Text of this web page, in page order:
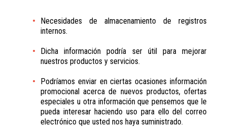
Necesidades de almacenamiento de registros
internos.
Dicha información podría ser útil para mejorar
nuestros productos y servicios.
Podríamos enviar en ciertas ocasiones información
promocional acerca de nuevos productos, ofertas
especiales u otra información que pensemos que le
pueda interesar haciendo uso para ello del correo
electrónico que usted nos haya suministrado.